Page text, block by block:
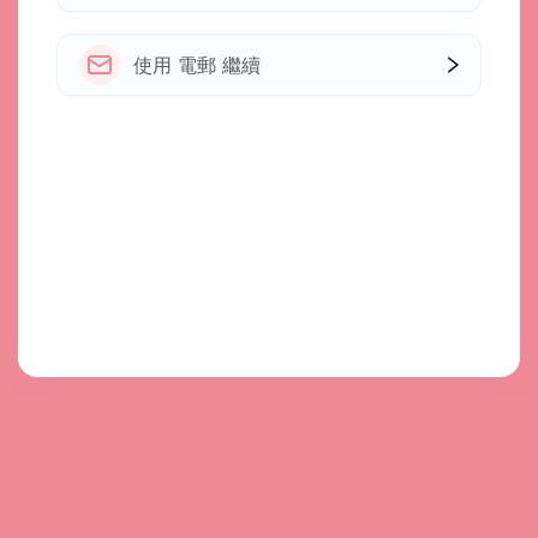
使用 電郵 繼續